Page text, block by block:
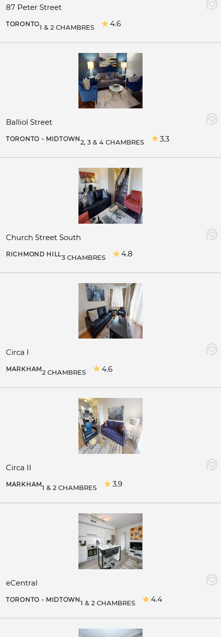
87 Peter Street
TORONTO1 & 2 CHAMBRES 4.6
Balliol Street
TORONTO - MIDTOWN2, 3 & 4 CHAMBRES 3.3
Church Street South
RICHMOND HILL3 CHAMBRES 4.8
Circa I
MARKHAM2 CHAMBRES 4.6
Circa II
MARKHAM1 & 2 CHAMBRES 3.9
eCentral
TORONTO - MIDTOWN1 & 2 CHAMBRES 4.4